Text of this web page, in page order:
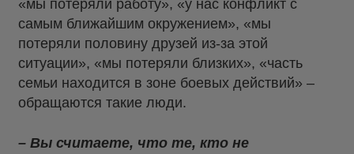
«мы потеряли работу», «у нас конфликт с
самым ближайшим окружением», «мы
потеряли половину друзей из-за этой
ситуации», «мы потеряли близких», «часть
семьи находится в зоне боевых действий» –
обращаются такие люди.
– Вы считаете, что те, кто не